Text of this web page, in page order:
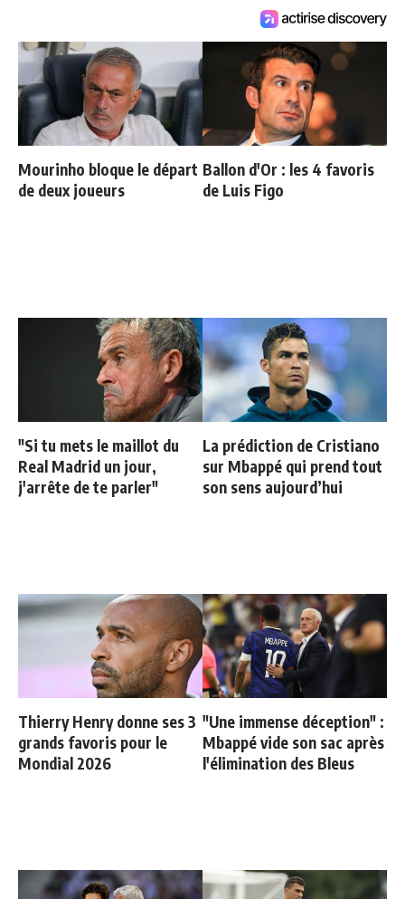
Mourinho bloque le départ
de deux joueurs
Ballon d'Or : les 4 favoris
de Luis Figo
"Si tu mets le maillot du
Real Madrid un jour,
j'arrête de te parler"
La prédiction de Cristiano
sur Mbappé qui prend tout
son sens aujourd’hui
Thierry Henry donne ses 3
grands favoris pour le
Mondial 2026
"Une immense déception" :
Mbappé vide son sac après
l'élimination des Bleus